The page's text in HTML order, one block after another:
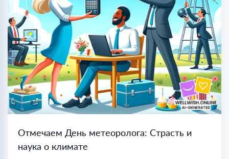
Отмечаем День метеоролога: Страсть и
наука о климате